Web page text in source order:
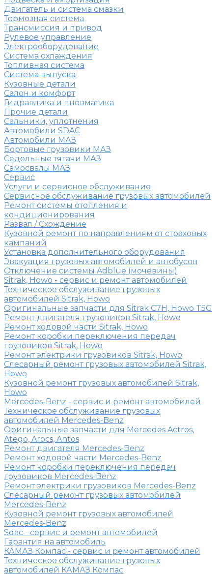
Двигатель и система смазки
Тормозная система
Трансмиссия и привод
Рулевое управление
Электрооборудование
Система охлаждения
Топливная система
Система выпуска
Кузовные детали
Салон и комфорт
Гидравлика и пневматика
Прочие детали
Сальники, уплотнения
Автомобили SDAC
Автомобили МАЗ
Бортовые грузовики МАЗ
Седельные тягачи МАЗ
Самосвалы МАЗ
Сервис
Услуги и сервисное обслуживание
Сервисное обслуживание грузовых автомобилей
Ремонт системы отопления и
кондиционирования
Развал / Схождение
Кузовной ремонт по направлениям от страховых
кампаний
Установка дополнительного оборудования
Эвакуация грузовых автомобилей и автобусов
Отключение системы Adblue (мочевины)
Sitrak, Howo - сервис и ремонт автомобилей
Техническое обслуживание грузовых
автомобилей Sitrak, Howo
Оригинальные запчасти для Sitrak C7H, Howo T5G
Ремонт двигателя грузовиков Sitrak, Howo
Ремонт ходовой части Sitrak, Howo
Ремонт коробки переключения передач
грузовиков Sitrak, Howo
Ремонт электрики грузовиков Sitrak, Howo
Слесарный ремонт грузовых автомобилей Sitrak,
Howo
Кузовной ремонт грузовых автомобилей Sitrak,
Howo
Mercedes-Benz - сервис и ремонт автомобилей
Техническое обслуживание грузовых
автомобилей Mercedes-Benz
Оригинальные запчасти для Mercedes Actros,
Atego, Arocs, Antos
Ремонт двигателя Mercedes-Benz
Ремонт ходовой части Mercedes-Benz
Ремонт коробки переключения передач
грузовиков Mercedes-Benz
Ремонт электрики грузовиков Mercedes-Benz
Слесарный ремонт грузовых автомобилей
Mercedes-Benz
Кузовной ремонт грузовых автомобилей
Mercedes-Benz
Sdac - сервис и ремонт автомобилей
Гарантия на автомобиль
КАМАЗ Компас - сервис и ремонт автомобилей
Техническое обслуживание грузовых
автомобилей КАМАЗ Компас